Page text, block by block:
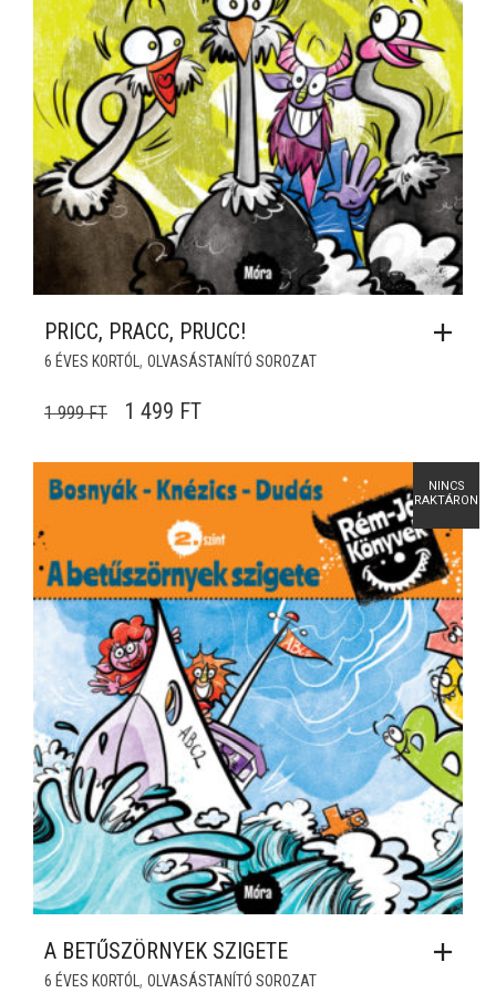
PRICC, PRACC, PRUCC!
6 ÉVES KORTÓL, OLVASÁSTANÍTÓ SOROZAT
1 999FT ORIGINAL PRICE WAS: 1 999 FT.
1 499 FTCURRENT PRICE IS: 1 499 FT.
NINCS
RAKTÁRON
A BETŰSZÖRNYEK SZIGETE
6 ÉVES KORTÓL , OLVASÁSTANÍTÓ SOROZAT